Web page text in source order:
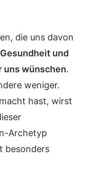
die uns davon
und
uns wünschen.
weniger.
hast, wirst
Archetyp
besonders